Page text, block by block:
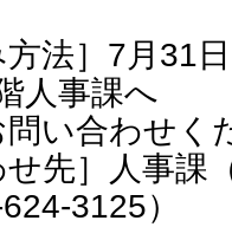
方法］7月31
人事課へ
い合わせく
せ先］人事
3125）